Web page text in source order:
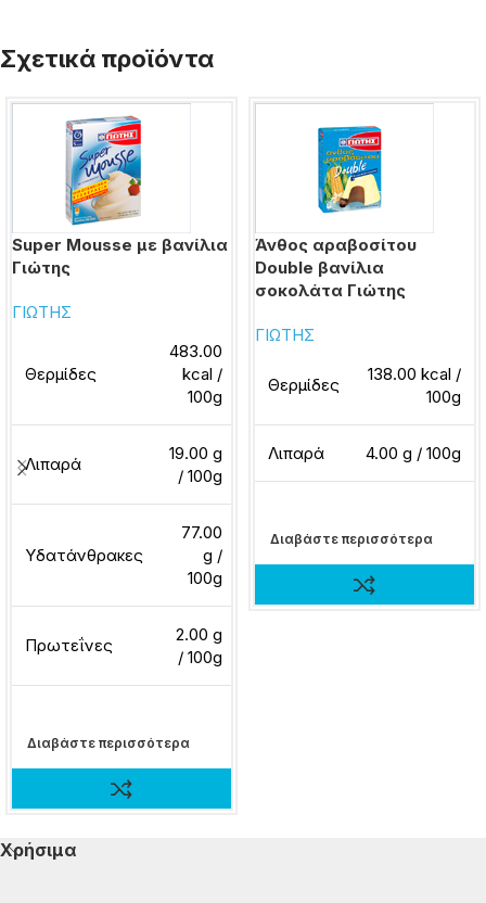
Σχετικά προϊόντα
Super Mousse με βανίλια
Γιώτης
ΓΙΩΤΗΣ
Θερμίδες
483.00
kcal /
100g
Λιπαρά
19.00 g
/ 100g
Υδατάνθρακες
77.00
g /
100g
Πρωτεΐνες
2.00 g
/ 100g
Διαβάστε περισσότερα
Άνθος αραβοσίτου
Double βανίλια
σοκολάτα Γιώτης
ΓΙΩΤΗΣ
Θερμίδες
138.00 kcal /
100g
Λιπαρά 4.00 g / 100g
Διαβάστε περισσότερα
Χρήσιμα